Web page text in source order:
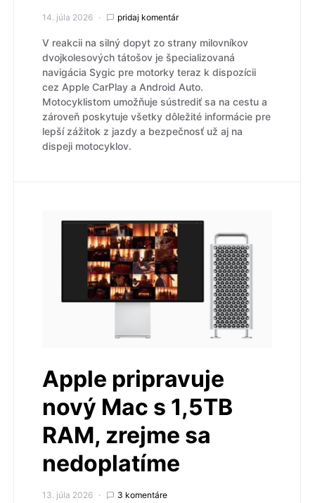
14. júla 2026 pridaj komentár
V reakcii na silný dopyt zo strany milovníkov
dvojkolesových tátošov je špecializovaná
navigácia Sygic pre motorky teraz k dispozícii
cez Apple CarPlay a Android Auto.
Motocyklistom umožňuje sústrediť sa na cestu a
zároveň poskytuje všetky dôležité informácie pre
lepší zážitok z jazdy a bezpečnosť už aj na
dispeji motocyklov.
Apple pripravuje
nový Mac s 1,5TB
RAM, zrejme sa
nedoplatíme
13. júla 2026 3 komentáre